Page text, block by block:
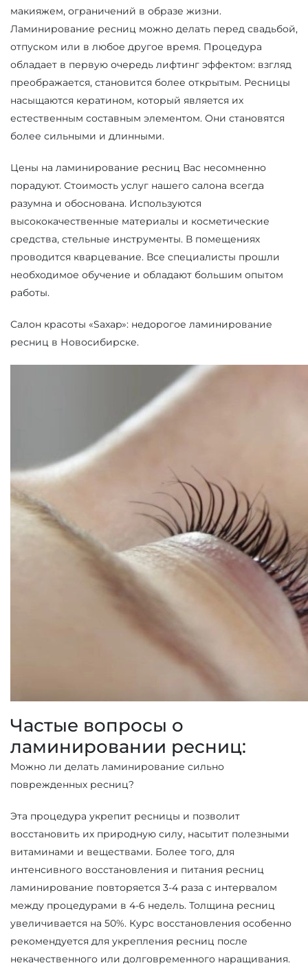
макияжем, ограничений в образе жизни.
Ламинирование ресниц можно делать перед свадьбой,
отпуском или в любое другое время. Процедура
обладает в первую очередь лифтинг эффектом: взгляд
преображается, становится более открытым. Ресницы
насыщаются кератином, который является их
естественным составным элементом. Они становятся
более сильными и длинными.
Цены на ламинирование ресниц Вас несомненно
порадуют. Стоимость услуг нашего салона всегда
разумна и обоснована. Используются
высококачественные материалы и косметические
средства, стельные инструменты. В помещениях
проводится кварцевание. Все специалисты прошли
необходимое обучение и обладают большим опытом
работы.
Салон красоты «Saxap»: недорогое ламинирование
ресниц в Новосибирске.
Частые вопросы о
ламинировании ресниц:
Можно ли делать ламинирование сильно
поврежденных ресниц?
Эта процедура укрепит ресницы и позволит
восстановить их природную силу, насытит полезными
витаминами и веществами. Более того, для
интенсивного восстановления и питания ресниц
ламинирование повторяется 3-4 раза с интервалом
между процедурами в 4-6 недель. Толщина ресниц
увеличивается на 50%. Курс восстановления особенно
рекомендуется для укрепления ресниц после
некачественного или долговременного наращивания.